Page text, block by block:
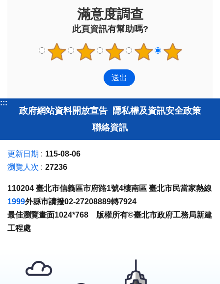
滿意度調查
此頁資訊有幫助嗎?
:::
政府網站資料開放宣告 隱私權及資訊安全政策
聯絡資訊
更新日期
115-08-06
瀏覽人次
27236
110204 臺北市信義區市府路1號4樓南區 臺北市民當家熱線
1999外縣市請撥02-27208889轉7924
最佳瀏覽畫面1024*768 版權所有©臺北市政府工務局新建
工程處